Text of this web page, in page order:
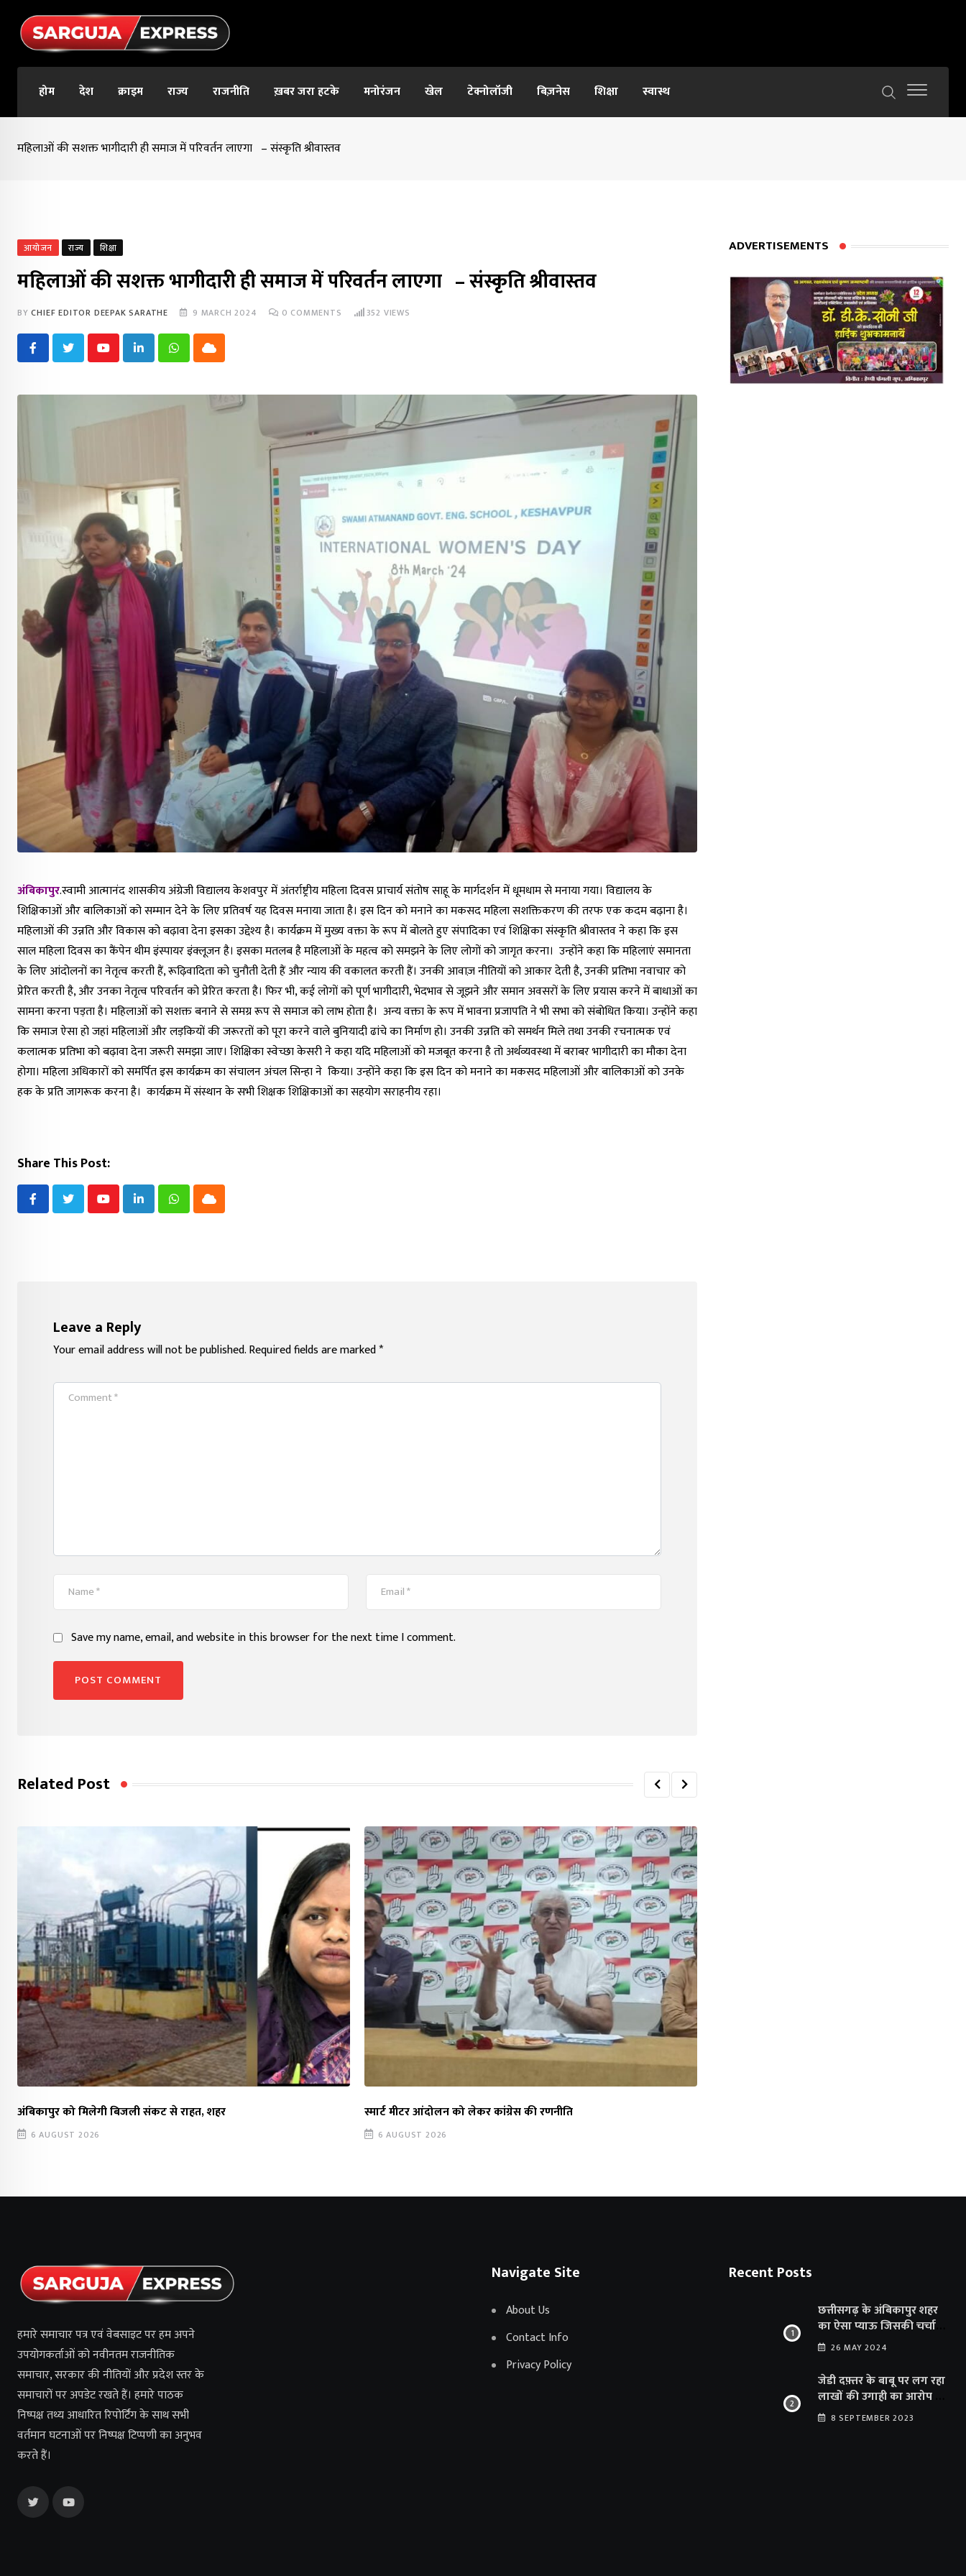
content
होम देश क्राइम राज्य राजनीति ख़बर जरा हटके मनोरंजन खेल टेक्नोलॉजी बिज़नेस शिक्षा स्वास्थ
महिलाओं की सशक्त भागीदारी ही समाज में परिवर्तन लाएगा – संस्कृति श्रीवास्तव
आयोजन राज्य शिक्षा
महिलाओं की सशक्त भागीदारी ही समाज में परिवर्तन लाएगा – संस्कृति श्रीवास्तव
BYCHIEF EDITOR DEEPAK SARATHE 9 MARCH 2024 0 COMMENTS 352 VIEWS
YoutubeLinkedInWhatsappCloud
अंबिकापुर.स्वामी आत्मानंद शासकीय अंग्रेजी विद्यालय केशवपुर में अंतर्राष्ट्रीय महिला दिवस प्राचार्य संतोष साहू के मार्गदर्शन में धूमधाम से मनाया गया। विद्यालय के
शिक्षिकाओं और बालिकाओं को सम्मान देने के लिए प्रतिवर्ष यह दिवस मनाया जाता है। इस दिन को मनाने का मकसद महिला सशक्तिकरण की तरफ एक कदम बढ़ाना है।
महिलाओं की उन्नति और विकास को बढ़ावा देना इसका उद्देश्य है। कार्यक्रम में मुख्य वक्ता के रूप में बोलते हुए संपादिका एवं शिक्षिका संस्कृति श्रीवास्तव ने कहा कि इस
साल महिला दिवस का कैंपेन थीम इंस्पायर इंक्लूजन है। इसका मतलब है महिलाओं के महत्व को समझने के लिए लोगों को जागृत करना। उन्होंने कहा कि महिलाएं समानता
के लिए आंदोलनों का नेतृत्व करती हैं, रूढ़िवादिता को चुनौती देती हैं और न्याय की वकालत करती हैं। उनकी आवाज़ नीतियों को आकार देती है, उनकी प्रतिभा नवाचार को
प्रेरित करती है, और उनका नेतृत्व परिवर्तन को प्रेरित करता है। फिर भी, कई लोगों को पूर्ण भागीदारी, भेदभाव से जूझने और समान अवसरों के लिए प्रयास करने में बाधाओं का
सामना करना पड़ता है। महिलाओं को सशक्त बनाने से समग्र रूप से समाज को लाभ होता है। अन्य वक्ता के रूप में भावना प्रजापति ने भी सभा को संबोधित किया। उन्होंने कहा
कि समाज ऐसा हो जहां महिलाओं और लड़कियों की जरूरतों को पूरा करने वाले बुनियादी ढांचे का निर्माण हो। उनकी उन्नति को समर्थन मिले तथा उनकी रचनात्मक एवं
कलात्मक प्रतिभा को बढ़ावा देना जरूरी समझा जाए। शिक्षिका स्वेच्छा केसरी ने कहा यदि महिलाओं को मजबूत करना है तो अर्थव्यवस्था में बराबर भागीदारी का मौका देना
होगा। महिला अधिकारों को समर्पित इस कार्यक्रम का संचालन अंचल सिन्हा ने किया। उन्होंने कहा कि इस दिन को मनाने का मकसद महिलाओं और बालिकाओं को उनके
हक के प्रति जागरूक करना है। कार्यक्रम में संस्थान के सभी शिक्षक शिक्षिकाओं का सहयोग सराहनीय रहा।
Share This Post:
YoutubeLinkedInWhatsappCloud
Leave a Reply
Your email address will not be published.Required fields are marked*
Save my name, email, and website in this browser for the next time I comment.
Related Post
अंबिकापुर को मिलेगी बिजली संकट से राहत, शहर
6 AUGUST 2026
स्मार्ट मीटर आंदोलन को लेकर कांग्रेस की रणनीति
6 AUGUST 2026
ADVERTISEMENTS
हमारे समाचार पत्र एवं वेबसाइट पर हम अपने
उपयोगकर्ताओं को नवीनतम राजनीतिक
समाचार, सरकार की नीतियों और प्रदेश स्तर के
समाचारों पर अपडेट रखते हैं। हमारे पाठक
निष्पक्ष तथ्य आधारित रिपोर्टिंग के साथ सभी
वर्तमान घटनाओं पर निष्पक्ष टिप्पणी का अनुभव
करते हैं।
Navigate Site
About Us
Contact Info
Privacy Policy
Recent Posts
छत्तीसगढ़ के अंबिकापुर शहर
का ऐसा प्याऊ जिसकी चर्चा
दूर-दूर तक… सात समुंदर पार
अमेरिका से भी पहुंचा सहयोग
26 MAY 2024
जेडी दफ़्तर के बाबू पर लग रहा
लाखों की उगाही का आरोप …
संयुक्त संचालक का फर्जी
साइन से 100 शिक्षकों क़ो
8 SEPTEMBER 2023